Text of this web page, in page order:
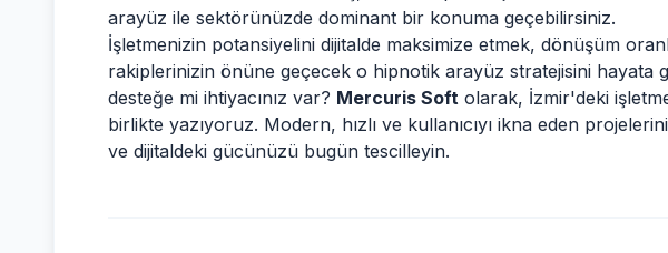
arayüz ile sektörünüzde dominant bir konuma geçebilirsiniz.
İşletmenizin potansiyelini dijitalde maksimize etmek, dönüşüm
rakiplerinizin önüne geçecek o hipnotik arayüz stratejisini hayata
desteğe mi ihtiyacınız var? Mercuris Soft olarak, İzmir'deki
birlikte yazıyoruz. Modern, hızlı ve kullanıcıyı ikna eden
ve dijitaldeki gücünüzü bugün tescilleyin.